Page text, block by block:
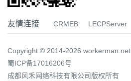
友情连接 CRMEB LECPServer
Copyright © 2014-2026 workerman.net
蜀ICP备17016206号
成都风禾网络科技有限公司版权所有